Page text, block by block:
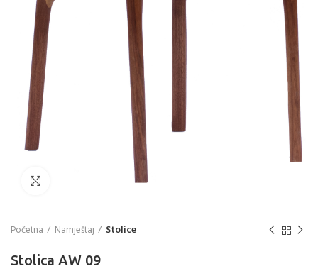
Početna Namještaj Stolice
Stolica AW 09